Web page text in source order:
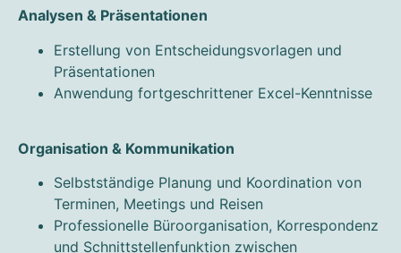
Analysen & Präsentationen
Erstellung von Entscheidungsvorlagen und
Präsentationen
Anwendung fortgeschrittener Excel-Kenntnisse
Organisation & Kommunikation
Selbstständige Planung und Koordination von
Terminen, Meetings und Reisen
Professionelle Büroorganisation, Korrespondenz
und Schnittstellenfunktion zwischen